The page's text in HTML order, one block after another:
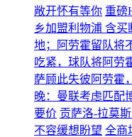
敞开怀有等你 重磅
乡加盟利物浦 含买
地；阿劳霍留队将
吃紧，球队将阿劳
萨顾此失彼阿劳霍
晚：曼联考虑匹配
要价 贡萨洛-拉莫
不容缓想盼望 全商